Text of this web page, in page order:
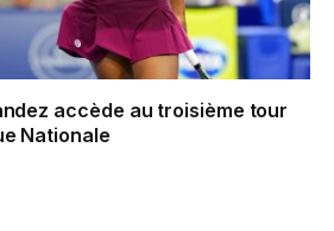
accède au troisième tour
Nationale